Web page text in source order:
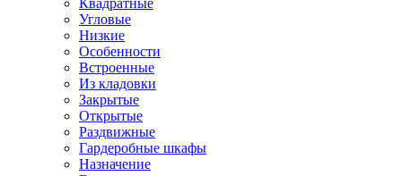
Квадратные
Угловые
Низкие
Особенности
Встроенные
Из кладовки
Закрытые
Открытые
Раздвижные
Гардеробные шкафы
Назначение